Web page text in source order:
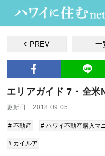
PREV 一
エリアガイド 7・全
更新日 2018.09.05
# 不動産 # ハワイ不動産購入マ
# カイルア